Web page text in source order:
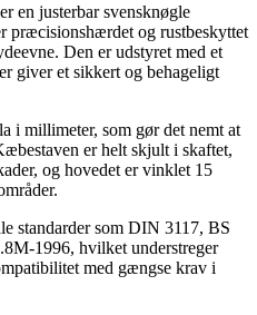
en justerbar svensknøgle
præcisionshærdet og rustbeskyttet
Den er udstyret med et
giver et sikkert og behageligt
i millimeter, som gør det nemt at
er helt skjult i skaftet,
og hovedet er vinklet 15
standarder som DIN 3117, BS
1996, hvilket understreger
med gængse krav i